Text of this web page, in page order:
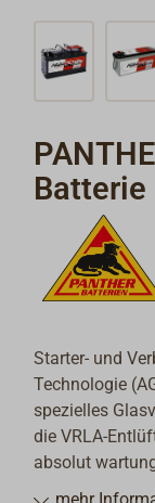
Batterie
Starter- und
Technologie
spezielles
die VRLA-
absolut
kippsicher.